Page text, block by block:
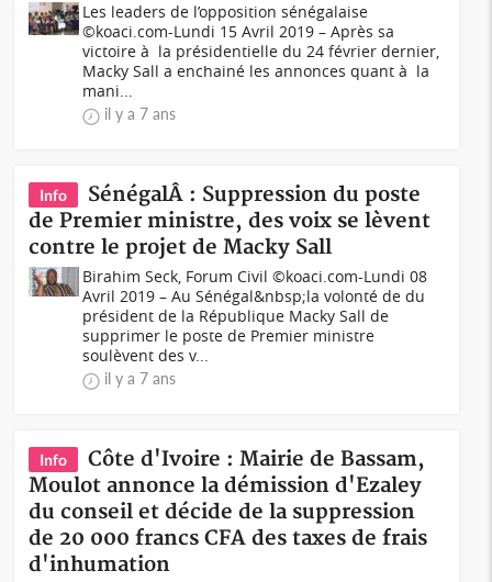
Les leaders de l’opposition sénégalaise
©koaci.com-Lundi 15 Avril 2019 – Après sa
victoire à la présidentielle du 24 février dernier,
Macky Sall a enchainé les annonces quant à la
mani...
il y a 7 ans
Info
SénégalÂ : Suppression du poste
de Premier ministre, des voix se lèvent
contre le projet de Macky Sall
Birahim Seck, Forum Civil ©koaci.com-Lundi 08
Avril 2019 – Au Sénégal&nbsp;la volonté de du
président de la République Macky Sall de
supprimer le poste de Premier ministre
soulèvent des v...
il y a 7 ans
Info
Côte d'Ivoire : Mairie de Bassam,
Moulot annonce la démission d'Ezaley
du conseil et décide de la suppression
de 20 000 francs CFA des taxes de frais
d'inhumation